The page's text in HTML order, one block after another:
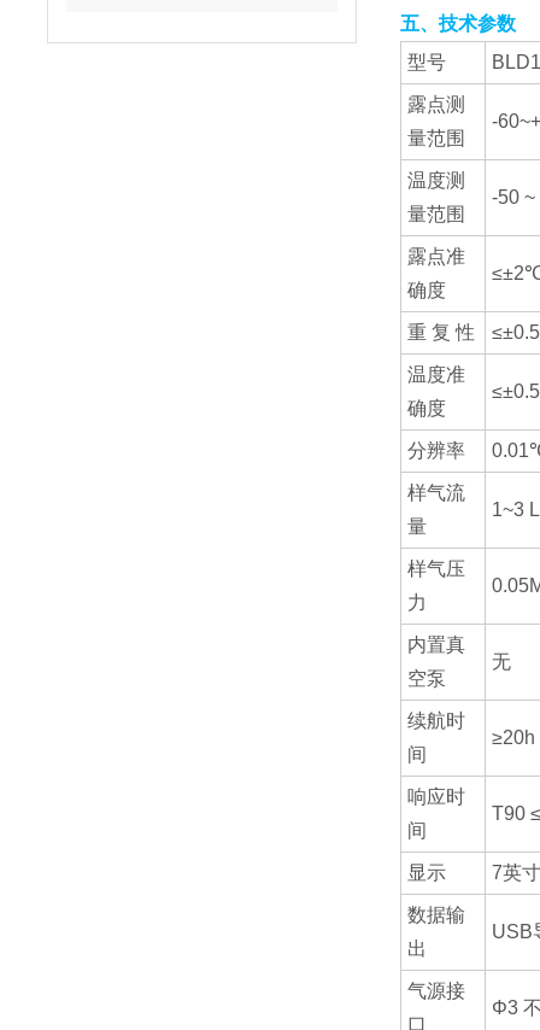
五、技术参数
型号
露点测
量范围
-
温度测
量范围
-50
露点准
确度
重 复 性
温度准
确度
分辨率
样气流
量
1~3
样气压
力
内置真
空泵
无
续航时
间
≥20h
响应时
间
T90
显示 7英
数据输
出
USB
气源接
口
Φ3